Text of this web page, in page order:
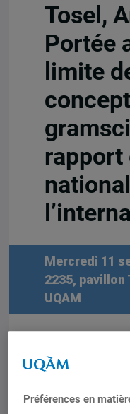
Tosel,
Portée
limite
rapport
Mercredi 11
2235, pavillon
UQAM
d’études sur
Préférences en